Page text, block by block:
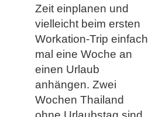
Zeit einplanen und
vielleicht beim ersten
Workation-Trip einfach
mal eine Woche an
einen Urlaub
anhängen. Zwei
Wochen Thailand